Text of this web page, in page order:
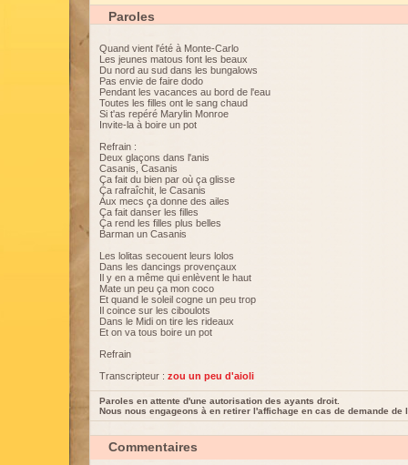
Paroles
Quand vient l'été à Monte-Carlo
Les jeunes matous font les beaux
Du nord au sud dans les bungalows
Pas envie de faire dodo
Pendant les vacances au bord de l'eau
Toutes les filles ont le sang chaud
Si t'as repéré Marylin Monroe
Invite-la à boire un pot
Refrain :
Deux glaçons dans l'anis
Casanis, Casanis
Ça fait du bien par où ça glisse
Ça rafraîchit, le Casanis
Aux mecs ça donne des ailes
Ça fait danser les filles
Ça rend les filles plus belles
Barman un Casanis
Les lolitas secouent leurs lolos
Dans les dancings provençaux
Il y en a même qui enlèvent le haut
Mate un peu ça mon coco
Et quand le soleil cogne un peu trop
Il coince sur les ciboulots
Dans le Midi on tire les rideaux
Et on va tous boire un pot
Refrain
Transcripteur : zou un peu d'aioli
Paroles en attente d'une autorisation des ayants droit.
Nous nous engageons à en retirer l'affichage en cas de demande de
Commentaires